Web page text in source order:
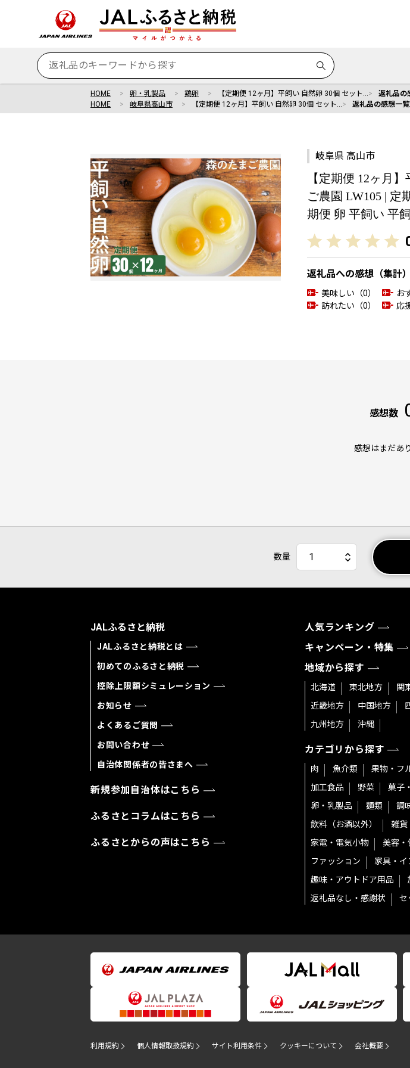
HOME 卵・乳製品 鶏卵 【定期便 12ヶ月】平飼い 自然卵 30個 セット…
返礼品の
HOME
岐阜県高山市 【定期便 12ヶ月】平飼い 自然卵 30個 セット… 返礼品の感想一覧
岐阜県 高山市
【定期便 12ヶ月
ご農園 LW105 | 定
期便 卵 平飼い 平
返礼品への感想（集計）
美味しい（0） お
訪れたい（0）
応
感想数
感想はまだあ
数量
JALふるさと納税
JALふるさと納税とは
初めてのふるさと納税
控除上限額シミュレーション
お知らせ
よくあるご質問
お問い合わせ
自治体関係者の皆さまへ
新規参加自治体はこちら
ふるさとコラムはこちら
ふるさとからの声はこちら
人気ランキング
キャンペーン・特集
地域から探す
北海道 東北地方 関
近畿地方
中国地方
九州地方
沖縄
カテゴリから探す
肉 魚介類 果物・フ
加工食品
野菜
菓子
卵・乳製品
麺類 調
飲料（お酒以外）
雑貨
家電・電気小物
美容・
ファッション
家具・イ
趣味・アウトドア用品
返礼品なし・感謝状
セ
利用規約 個人情報取扱規約 サイト利用条件 クッキーについて 会社概要